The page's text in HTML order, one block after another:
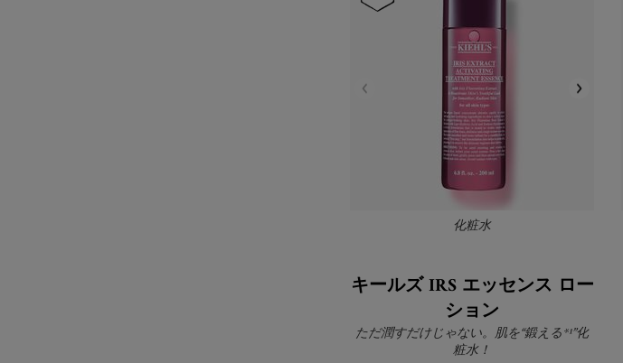
化粧水
キールズ IRS エッセンス ロー
ション
ただ潤すだけじゃない。肌を“鍛える*¹”化
粧水！